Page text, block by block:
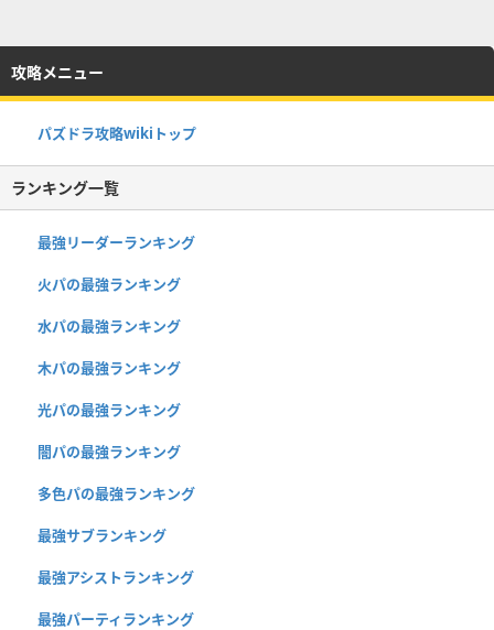
攻略メニュー
パズドラ攻略wikiトップ
ランキング一覧
最強リーダーランキング
火パの最強ランキング
水パの最強ランキング
木パの最強ランキング
光パの最強ランキング
闇パの最強ランキング
多色パの最強ランキング
最強サブランキング
最強アシストランキング
最強パーティランキング